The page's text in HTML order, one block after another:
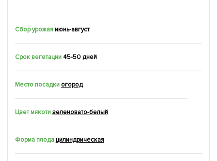
Сбор урожаяиюнь-август
Срок вегетации 45-50 дней
Место посадки огород
Цвет мякотизеленовато-белый
Форма плодацилиндрическая